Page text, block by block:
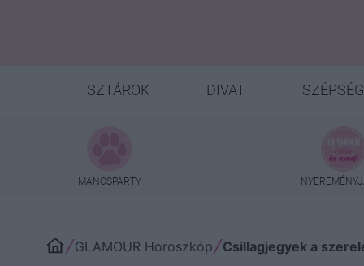
SZTÁROK DIVAT SZÉPSÉG
MANCSPARTY
GLAMOUR Horoszkóp Csillagjegyek a